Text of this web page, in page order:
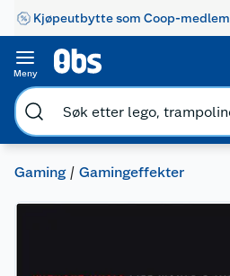
Kjøpeutbytte som Coop-medlem
Meny
Gaming Gamingeffekter